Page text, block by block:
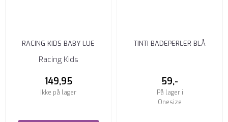
RACING KIDS BABY LUE
GREENFOG
Racing Kids
149,95
Ikke på lager
TINTI BADEPERLER BLÅ
59,-
På lager i
Onesize